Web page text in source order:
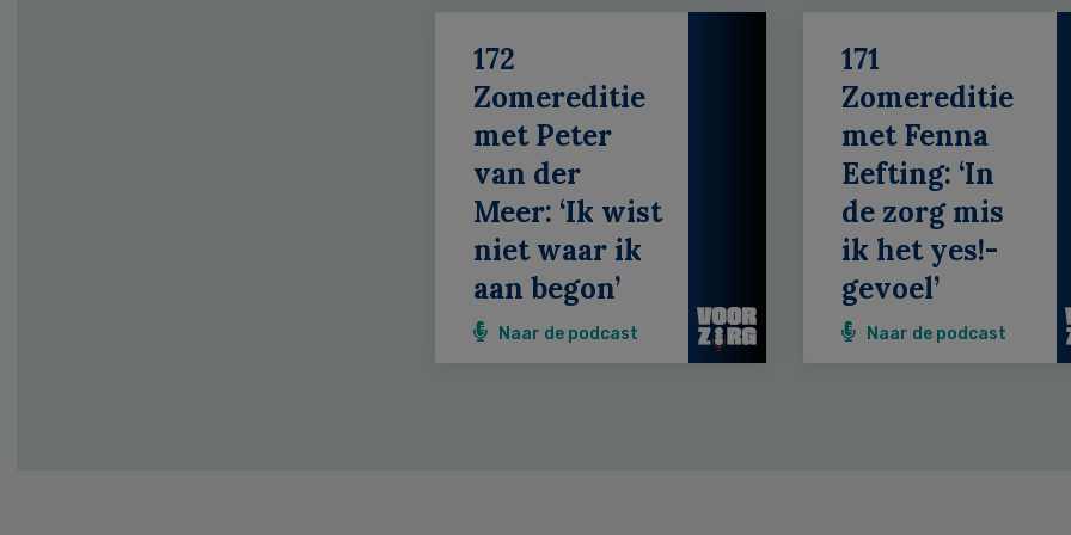
172
Zomereditie
met Peter
van der
Meer: ‘Ik wist
niet waar ik
aan begon’
Naar de podcast
171
Zomereditie
met Fenna
Eefting: ‘In
de zorg mis
ik het yes!-
gevoel’
Naar de podcast